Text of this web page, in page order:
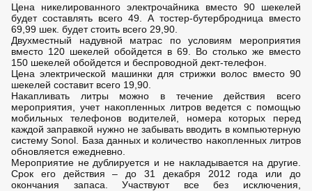
Цена никелированного электрочайника вместо 90 шекелей
будет составлять всего 49. А тостер-бутербродница вместо
69,99 шек. будет стоить всего 29,90.
Двухместный надувной матрас по условиям мероприятия
вместо 120 шекелей обойдется в 69. Во столько же вместо
150 шекелей обойдется и беспроводной дект-телефон.
Цена электрической машинки для стрижки волос вместо 90
шекелей составит всего 19,90.
Накапливать литры можно в течение действия всего
мероприятия, учет накопленных литров ведется с помощью
мобильных телефонов водителей, номера которых перед
каждой заправкой нужно не забывать вводить в компьютерную
систему Sonol. База данных и количество накопленных литров
обновляется ежедневно.
Мероприятие не дублируется и не накладывается на другие.
Срок его действия – до 31 декабря 2012 года или до
окончания запаса. Участвуют все без исключения,